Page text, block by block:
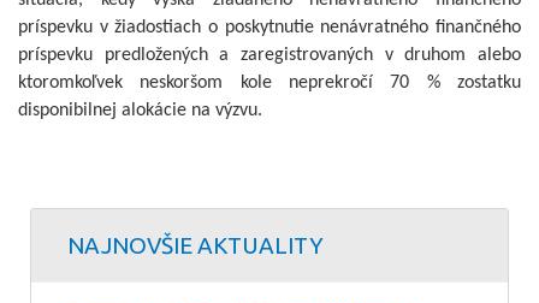
príspevku v žiadostiach o poskytnutie nenávratného finančného
príspevku predložených a zaregistrovaných v druhom alebo
ktoromkoľvek neskoršom kole neprekročí 70 % zostatku
disponibilnej alokácie na výzvu.
NAJNOVŠIE AKTUALITY